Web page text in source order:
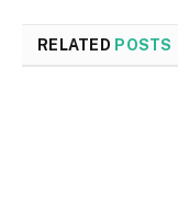
RELATED POSTS